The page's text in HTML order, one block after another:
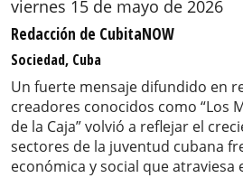
viernes 15 de mayo de 2026
Redacción de CubitaNOW
Sociedad, Cuba
Un fuerte mensaje difundido en
creadores conocidos como “Los
de la Caja” volvió a reflejar el
sectores de la juventud cubana
económica y social que atraviesa